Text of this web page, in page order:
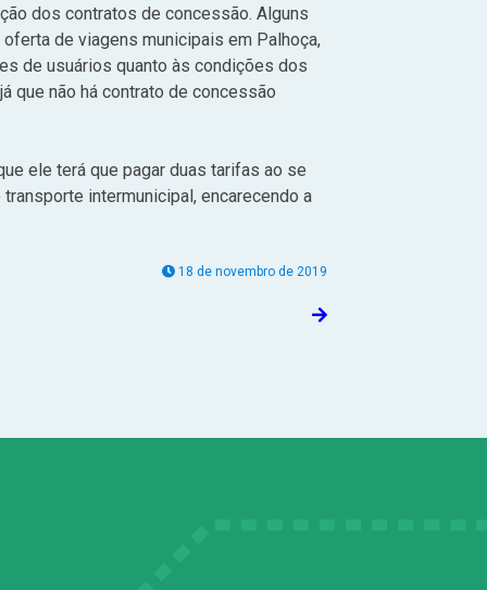
dos contratos de concessão. Alguns
de viagens municipais em Palhoça,
de usuários quanto às condições dos
que não há contrato de concessão
ele terá que pagar duas tarifas ao se
intermunicipal, encarecendo a
18 de novembro de 2019